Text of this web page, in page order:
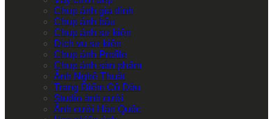
Chụp ảnh gia đình
Chụp ảnh bầu
Chụp ảnh sự kiện
Dịch vụ sự kiện
Chụp ảnh Profile
Chụp ảnh sản phẩm
Ảnh Nghệ Thuật
Trang Điểm Cô Dâu
Studio ảnh cưới
Ảnh cưới Hàn Quốc